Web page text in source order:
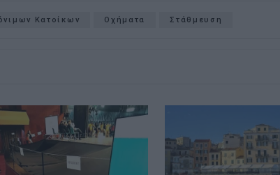
Κατοίκων Οχήματα Στάθμευση